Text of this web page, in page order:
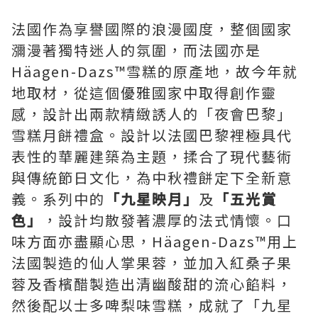
法國作為享譽國際的浪漫國度，整個國家
瀰漫著獨特迷人的氛圍，而法國亦是
Häagen-Dazs™雪糕的原產地，故今年就
地取材，從這個優雅國家中取得創作靈
感，設計出兩款精緻誘人的「夜會巴黎」
雪糕月餅禮盒。設計以法國巴黎裡極具代
表性的華麗建築為主題，揉合了現代藝術
與傳統節日文化，為中秋禮餅定下全新意
義。系列中的 「九星映月」 及 「五光賞
色」
，設計均散發著濃厚的法式情懷。口
味方面亦盡顯心思，Häagen-Dazs™用上
法國製造的仙人掌果蓉，並加入紅桑子果
蓉及香檳醋製造出清幽酸甜的流心餡料，
然後配以士多啤梨味雪糕，成就了「九星